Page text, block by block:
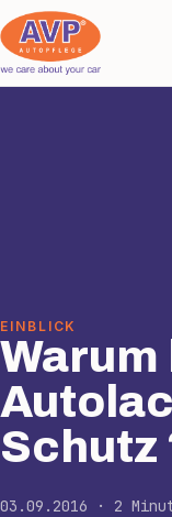
EINBLICK
Schutz
03.09.2016 · 2